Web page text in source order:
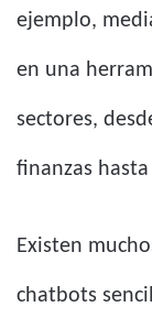
ejemplo,
en una
sectores,
finanzas
Existen
chatbots